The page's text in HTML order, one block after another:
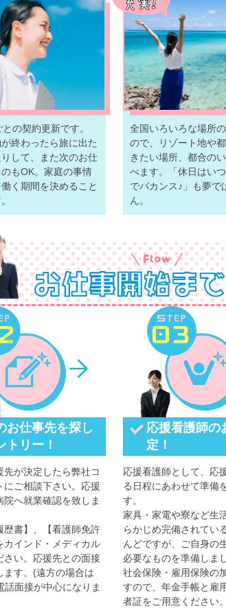
の契約更新です。
終わったら旅に出た
りして、また次のお仕
もOK。家庭の事情
く期間を決めること
全国いろいろな場所
ので、リゾート地や
きたい場所、都合の
べます。「休日はい
でバカンス♪」も夢で
ん。
お仕事先を探し
トリー！
先が決定したら弊社コ
にご相談下さい。応援
院へ就業確認を致しま
歴書】、【看護師免許
カインド・メディカル
さい。応援先との面接
ます。(遠方の場合は
話面接が中心になりま
応援看護師の
定！
応援看護師として、応
る日程にあわせて準備
す。
家具・家電や寮など生
らかじめ完備されてい
んどですが、ご自身の
必要なものを準備しま
社会保険・雇用保険の
すので、年金手帳と雇
者証をご用意ください。